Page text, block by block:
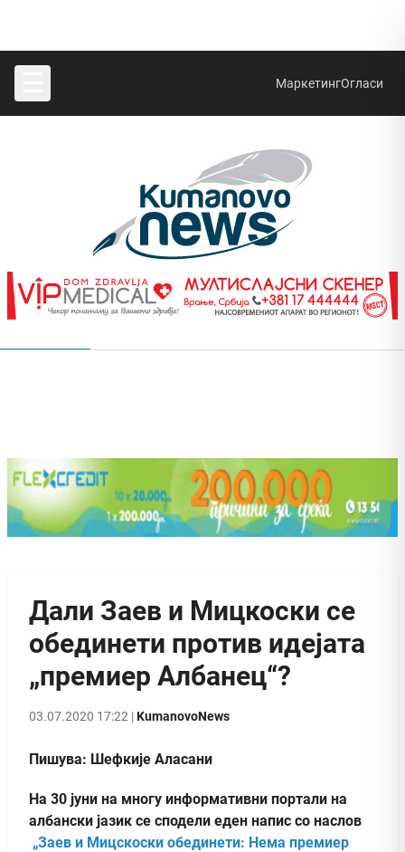
МаркетингОгласи
Дали Заев и Мицкоски се
обединети против идејата
„премиер Албанец“?
03.07.2020 17:22 |KumanovoNews
Пишува: Шефкије Аласани
На 30 јуни на многу информативни портали на
албански јазик се сподели еден напис со наслов
„Заев и Мицскоски обединети: Нема премиер